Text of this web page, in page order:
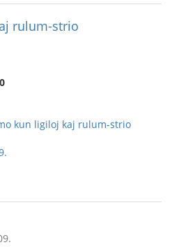
rulum-strio
kun ligiloj kaj rulum-strio